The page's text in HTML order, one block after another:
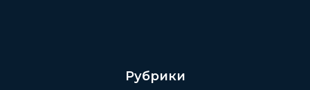
Рубрики